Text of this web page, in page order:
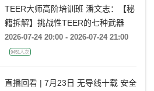
TEER大师高阶培训班 潘文志：【秘
籍拆解】挑战性TEER的七种武器
2026-07-24 20:00 - 2026-07-24 21:00
9451人次
直播回看 | 7月23日 无导线十载 安全